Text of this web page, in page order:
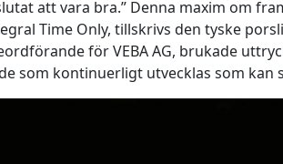
att vara bra.” Denna maxim om
Time Only, tillskrivs den tyske
för VEBA AG, brukade
som kontinuerligt utvecklas som